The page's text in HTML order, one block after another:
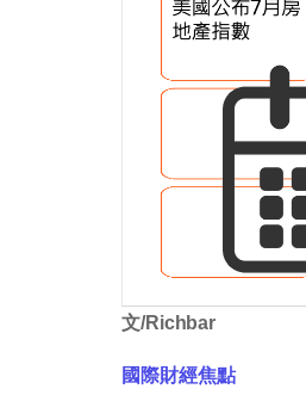
文/Richbar
國際財經焦點